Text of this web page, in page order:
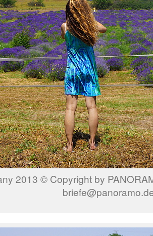
2013 © Copyright by